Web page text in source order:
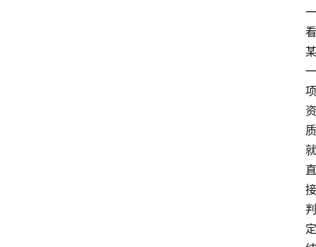
一
看
某
一
项
资
质
就
直
接
判
定